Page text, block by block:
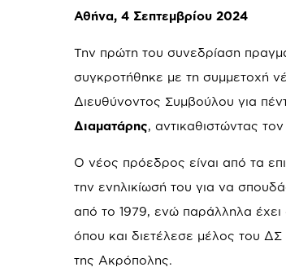
Αθήνα, 4 Σεπτεμβρίου 2024
Την πρώτη του συνεδρίαση
συγκροτήθηκε με τη συμμετοχή
Διευθύνοντος Συμβούλου για
Διαματάρης, αντικαθιστώντας τον
Ο νέος πρόεδρος είναι από τα
την ενηλικίωσή του για να
από το 1979, ενώ παράλληλα
όπου και διετέλεσε μέλος του ΔΣ
της Ακρόπολης.